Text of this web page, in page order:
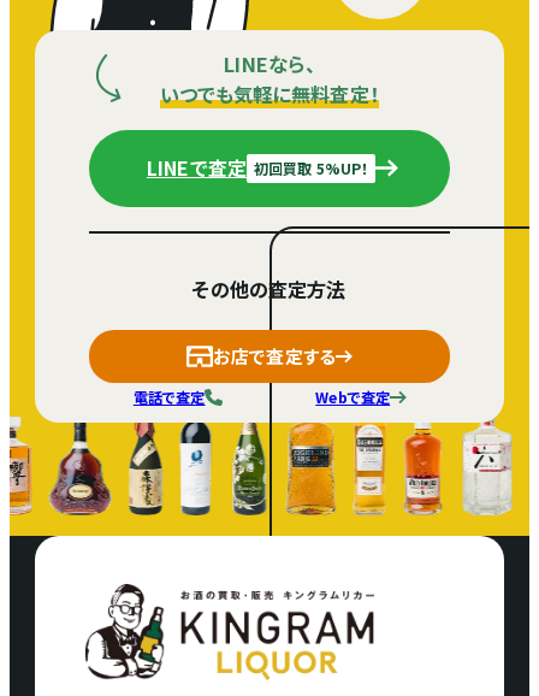
LINEなら、
いつでも気軽に無料査定！
LINEで査定 初回買取 5%UP！
その他の査定方法
お店で査定する
Webで査定
電話で査定